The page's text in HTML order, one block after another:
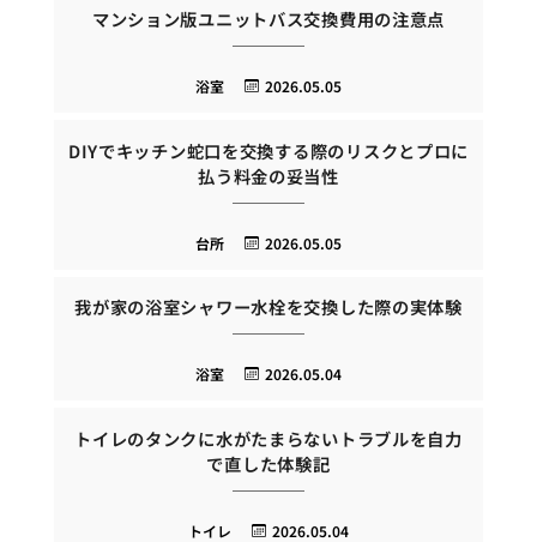
マンション版ユニットバス交換費用の注意点
2026.05.05
浴室
DIYでキッチン蛇口を交換する際のリスクとプロに
払う料金の妥当性
2026.05.05
台所
我が家の浴室シャワー水栓を交換した際の実体験
2026.05.04
浴室
トイレのタンクに水がたまらないトラブルを自力
で直した体験記
2026.05.04
トイレ